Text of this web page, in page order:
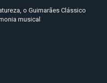
o Guimarães Clássico
musical